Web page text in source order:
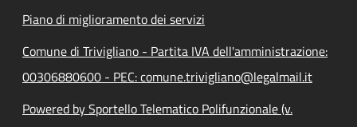
Piano di miglioramento dei servizi
Comune di Trivigliano - Partita IVA dell'amministrazione:
00306880600 - PEC: comune.trivigliano@legalmail.it
Powered by Sportello Telematico Polifunzionale (v.